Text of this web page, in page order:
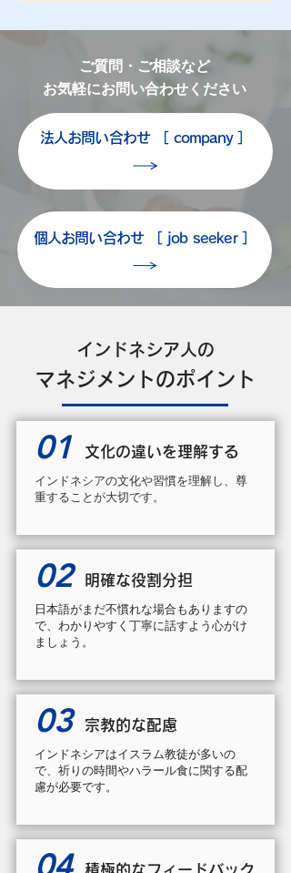
ご質問・ご相談など
お気軽にお問い合わせください
法人お問い合わせ ［ company ］
個人お問い合わせ ［ job seeker ］
インドネシア人の
マネジメントのポイント
文化の違いを理解する
01
インドネシアの文化や習慣を理解し、尊
重することが大切です。
明確な役割分担
02
日本語がまだ不慣れな場合もありますの
で、わかりやすく丁寧に話すよう心がけ
ましょう。
宗教的な配慮
03
インドネシアはイスラム教徒が多いの
で、祈りの時間やハラール食に関する配
慮が必要です。
積極的なフィードバック